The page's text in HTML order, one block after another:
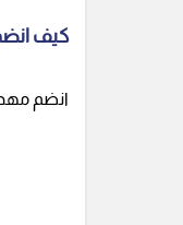
كيف
انضم